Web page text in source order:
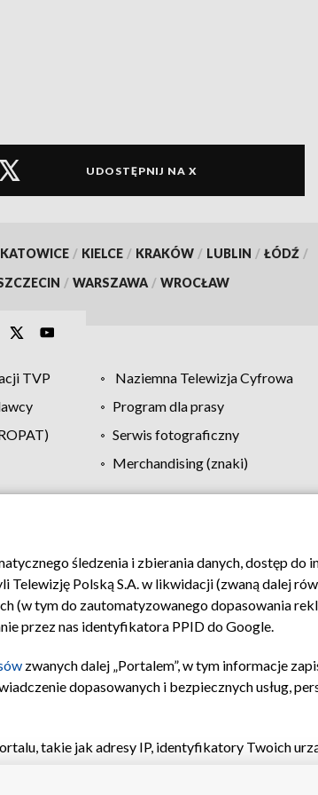
UDOSTĘPNIJ NA X
KATOWICE / KIELCE / KRAKÓW / LUBLIN / ŁÓDŹ /
/ WARSZAWA / WROCŁAW
TVP Naziemna Telewizja Cyfrowa
Program dla prasy
Serwis fotograficzny
Merchandising (znaki)
Pomoc Biuro reklamy Kontakt
śledzenia i zbierania danych, dostęp do
Polską S.A. w likwidacji (zwaną dalej
(w tym do zautomatyzowanego dopasowania
przez nas identyfikatora PPID do Google.
zwanych dalej „Portalem”, w tym informacje
dopasowanych i bezpiecznych usług,
takie jak adresy IP, identyfikatory Twoich
lub dostęp do nich, wyboru podstawowych